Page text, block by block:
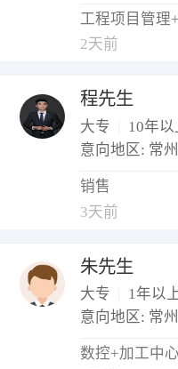
工程项目管理
2天前
程先生
大专
10年以
意向地区: 常
销售
3天前
朱先生
大专
1年以
意向地区: 常
数控+加工中心